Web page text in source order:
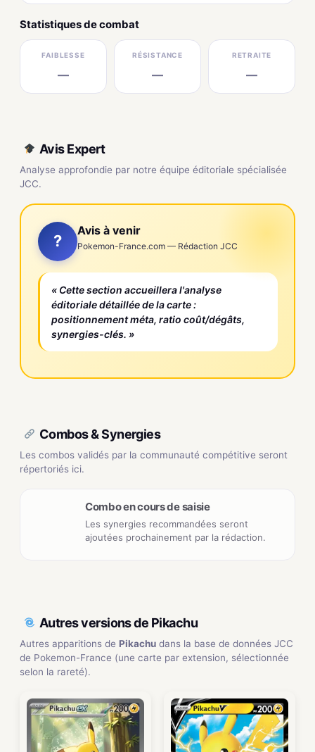
Statistiques de combat
FAIBLESSE
—
RÉSISTANCE
—
RETRAITE
—
Avis Expert
Analyse approfondie par notre équipe éditoriale spécialisée
JCC.
?
Avis à venir
Pokemon-France.com — Rédaction JCC
« Cette section accueillera l'analyse
éditoriale détaillée de la carte :
positionnement méta, ratio coût/dégâts,
synergies-clés. »
Combos & Synergies
Les combos validés par la communauté compétitive seront
répertoriés ici.
Combo en cours de saisie
Les synergies recommandées seront
ajoutées prochainement par la rédaction.
Autres versions de Pikachu
Autres apparitions de Pikachu dans la base de données JCC
de Pokemon-France (une carte par extension, sélectionnée
selon la rareté).